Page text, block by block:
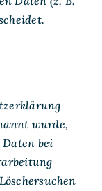
wurde,
Daten bei